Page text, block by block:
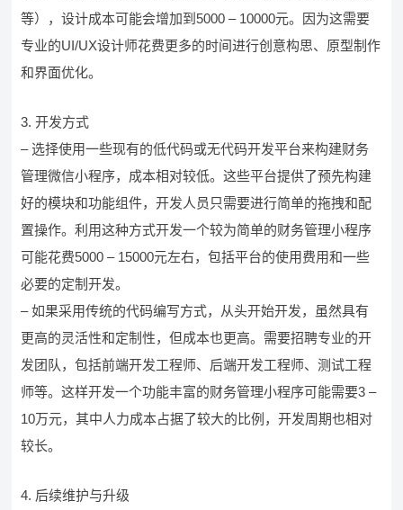
等），设计成本可能会增加到5000 – 10000元。因为这需要
专业的UI/UX设计师花费更多的时间进行创意构思、原型制作
和界面优化。
3. 开发方式
– 选择使用一些现有的低代码或无代码开发平台来构建财务
管理微信小程序，成本相对较低。这些平台提供了预先构建
好的模块和功能组件，开发人员只需要进行简单的拖拽和配
置操作。利用这种方式开发一个较为简单的财务管理小程序
可能花费5000 – 15000元左右，包括平台的使用费用和一些
必要的定制开发。
– 如果采用传统的代码编写方式，从头开始开发，虽然具有
更高的灵活性和定制性，但成本也更高。需要招聘专业的开
发团队，包括前端开发工程师、后端开发工程师、测试工程
师等。这样开发一个功能丰富的财务管理小程序可能需要3 –
10万元，其中人力成本占据了较大的比例，开发周期也相对
较长。
4. 后续维护与升级